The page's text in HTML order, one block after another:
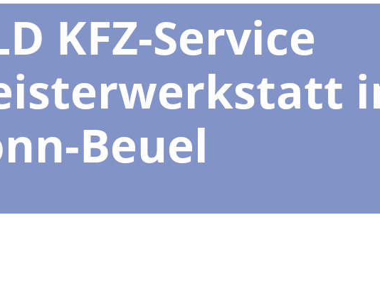
KFZ-Service
Beuel